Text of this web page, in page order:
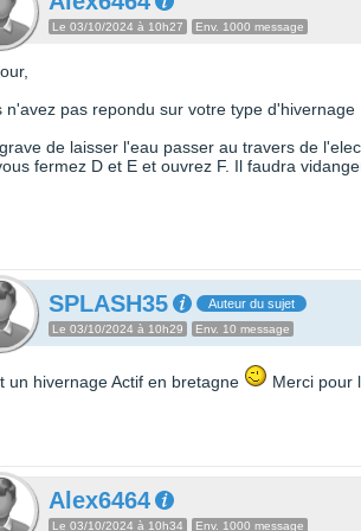
Le 03/10/2024 à 10h27 Env. 1000 message
n'avez pas repondu sur votre type
de laisser l'eau passer au travers de
fermez D et E et ouvrez F. Il faudra
SPLASH35 Auteur du sujet
Le 03/10/2024 à 10h29 Env. 10 message
un hivernage Actif en bretagne Merci pour
Alex6464
Le 03/10/2024 à 10h34 Env. 1000 message